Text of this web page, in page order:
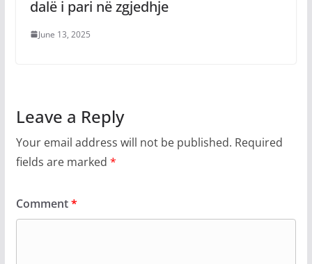
dalë i pari në zgjedhje
June 13, 2025
Leave a Reply
Your email address will not be published. Required
fields are marked *
Comment*